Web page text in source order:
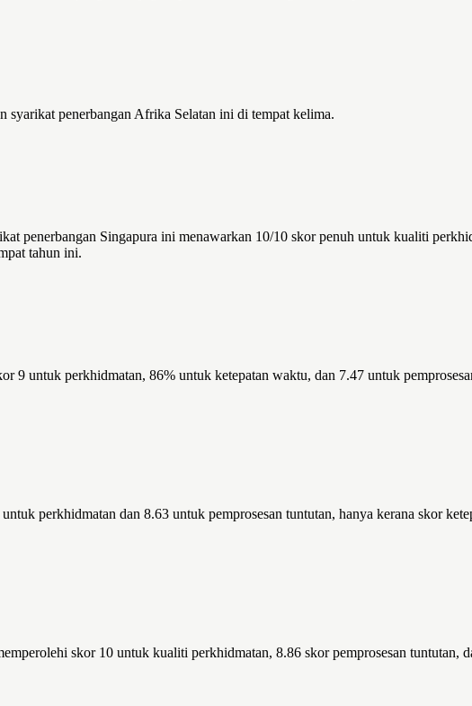
syarikat penerbangan Afrika Selatan ini di tempat kelima.
penerbangan Singapura ini menawarkan 10/10 skor penuh untuk kualiti
tahun ini.
9 untuk perkhidmatan, 86% untuk ketepatan waktu, dan 7.47 untuk
perkhidmatan dan 8.63 untuk pemprosesan tuntutan, hanya kerana skor
skor 10 untuk kualiti perkhidmatan, 8.86 skor pemprosesan tuntutan,